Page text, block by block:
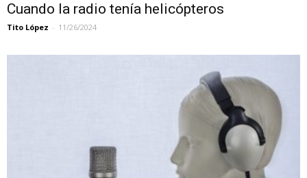
Cuando la radio tenía helicópteros
Tito López - 11/26/2024